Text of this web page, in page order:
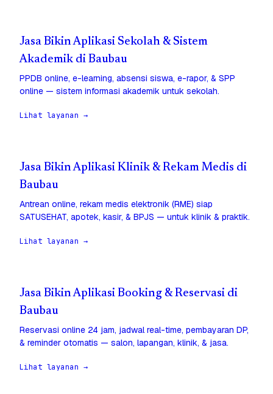
Jasa Bikin Aplikasi Sekolah & Sistem
Akademik di Baubau
PPDB online, e-learning, absensi siswa, e-rapor, & SPP
online — sistem informasi akademik untuk sekolah.
Lihat layanan →
Jasa Bikin Aplikasi Klinik & Rekam Medis di
Baubau
Antrean online, rekam medis elektronik (RME) siap
SATUSEHAT, apotek, kasir, & BPJS — untuk klinik & praktik.
Lihat layanan →
Jasa Bikin Aplikasi Booking & Reservasi di
Baubau
Reservasi online 24 jam, jadwal real-time, pembayaran DP,
& reminder otomatis — salon, lapangan, klinik, & jasa.
Lihat layanan →